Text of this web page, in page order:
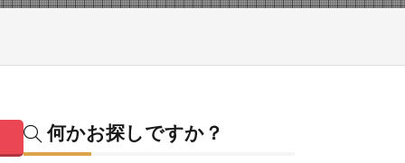
何かお探しですか？